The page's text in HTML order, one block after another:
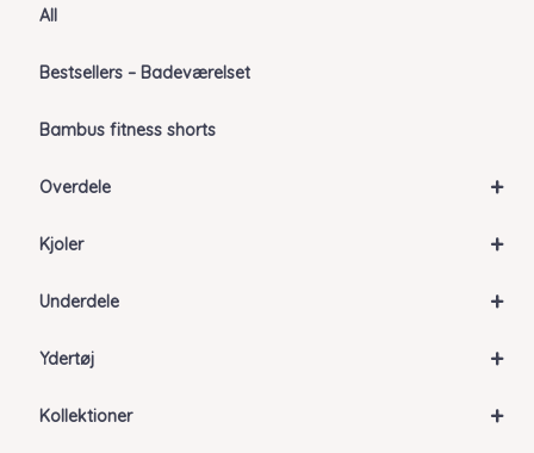
All
Bestsellers – Badeværelset
Bambus fitness shorts
+
Overdele
+
Kjoler
+
Underdele
+
Ydertøj
+
Kollektioner